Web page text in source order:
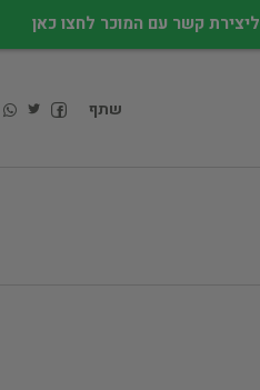
ליצירת קשר עם המוכר לחצו כאן
שתף